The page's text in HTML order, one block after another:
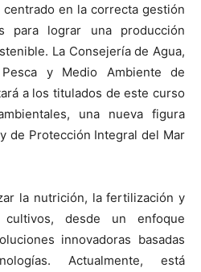
en la correcta gestión
para lograr una producción
La Consejería de Agua,
Pesca y Medio Ambiente de
a los titulados de este curso
una nueva figura
de Protección Integral del Mar
la nutrición, la fertilización y
desde un enfoque
innovadoras basadas
Actualmente, está